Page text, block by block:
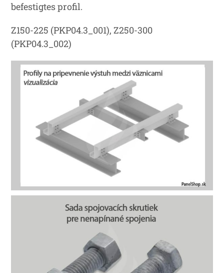
befestigtes profil.
Z150-225 (PKP04.3_001), Z250-300
(PKP04.3_002)